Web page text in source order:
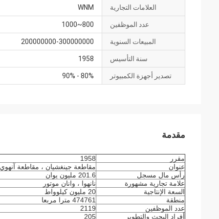
العلامات التجارية WNM
عدد الموظفين 800~1000
المبيعات السنوية 200000000-300000000
سنة التأسيس 1958
تصدير أجهزة الكمبيوتر 80% - 90%
مقدمة
مقرر
1958
عنوان
مقاطعة جينغشيان ، مقاطعة
رأس مال مسجل
201.6 مليون يوان
علامة تجارية مشهورة
نانهوا ، وانان موتور
السعة الإنتاجية
20 مليون كيلوواط
منطقة
474761 مترا مربعا
عدد الموظفين
2119
أفراد البحث والتطوير
205